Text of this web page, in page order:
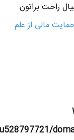
راحت براتون
مالی از علم